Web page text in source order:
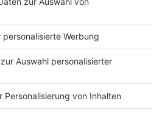
den Positionen der Parteien
verzichtete allerdings
einzubeziehen. Zur
Partei leugne den
und wolle aus dem
aussteigen.
feministische und